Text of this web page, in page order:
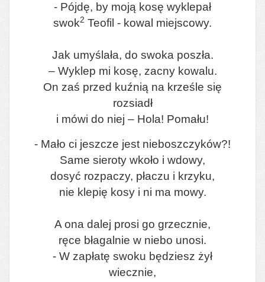
- Pójdę, by moją kosę wyklepał
swok2 Teofil - kowal miejscowy.
Jak umyślała, do swoka poszła.
– Wyklep mi kosę, zacny kowalu.
On zaś przed kuźnią na krześle się
rozsiadł
i mówi do niej – Hola! Pomału!
- Mało ci jeszcze jest nieboszczyków?!
Same sieroty wkoło i wdowy,
dosyć rozpaczy, płaczu i krzyku,
nie klepię kosy i ni ma mowy.
A ona dalej prosi go grzecznie,
ręce błagalnie w niebo unosi.
- W zapłatę swoku będziesz żył
wiecznie,